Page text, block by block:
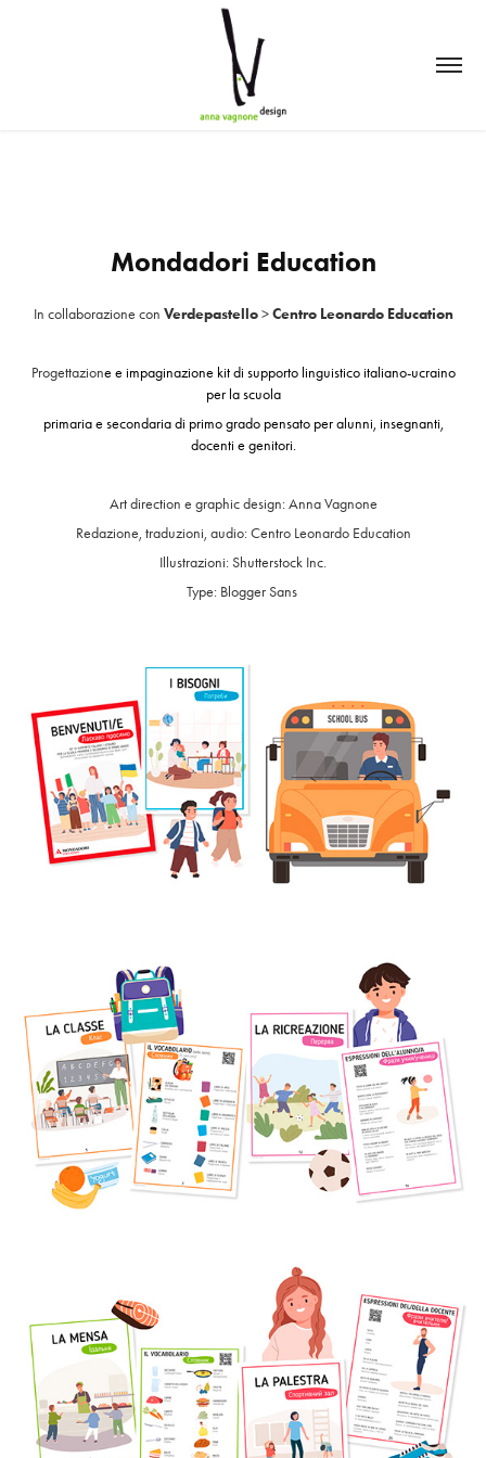
Mondadori Education
In collaborazione con Verdepastello >Centro Leonardo Education
Progettazione e impaginazione kit di supporto linguistico italiano-ucraino
per lascuola
primaria e secondaria di primo grado pensato per alunni, insegnanti,
docenti e genitori.
Art direction e graphic design: Anna Vagnone
Redazione, traduzioni, audio: Centro Leonardo Education
Illustrazioni: Shutterstock Inc.
Type: Blogger Sans